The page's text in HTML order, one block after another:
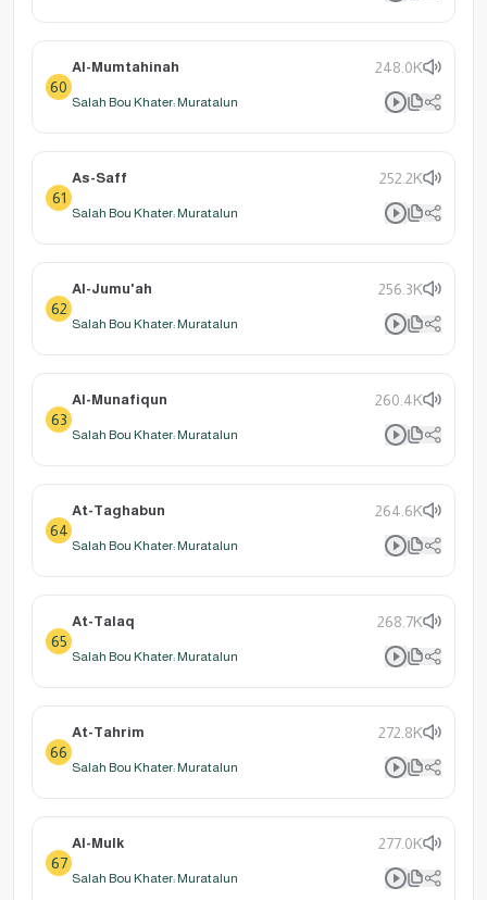
60
Al-Mumtahinah 248.0K
Salah Bou Khater: Muratalun
61
As-Saff 252.2K
Salah Bou Khater: Muratalun
62
Al-Jumu'ah 256.3K
Salah Bou Khater: Muratalun
63
Al-Munafiqun 260.4K
Salah Bou Khater: Muratalun
64
At-Taghabun 264.6K
Salah Bou Khater: Muratalun
65
At-Talaq 268.7K
Salah Bou Khater: Muratalun
66
At-Tahrim 272.8K
Salah Bou Khater: Muratalun
67
Al-Mulk 277.0K
Salah Bou Khater: Muratalun